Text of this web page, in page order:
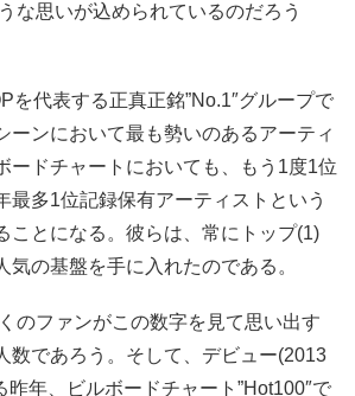
な思いが込められているのだろう
を代表する正真正銘”No.1″グループで
ーンにおいて最も勢いのあるアーティ
ードチャートにおいても、もう1度1位
最多1位記録保有アーティストという
ことになる。彼らは、常にトップ(1)
気の基盤を手に入れたのである。
のファンがこの数字を見て思い出す
数であろう。そして、デビュー(2013
昨年、ビルボードチャート”Hot100″で